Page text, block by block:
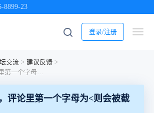
8899-23
登录/注册
交流 > 建议反馈 >
提交一个bug，评论里第一个字母为<则会被截断
评论里第一个字母为<则会被截